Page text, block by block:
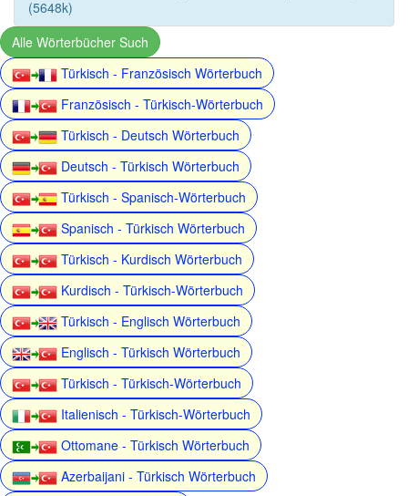
(5648k)
Alle Wörterbücher Such
Türkisch - Französisch Wörterbuch
Französisch - Türkisch-Wörterbuch
Türkisch - Deutsch Wörterbuch
Deutsch - Türkisch Wörterbuch
Türkisch - Spanisch-Wörterbuch
Spanisch - Türkisch Wörterbuch
Türkisch - Kurdisch Wörterbuch
Kurdisch - Türkisch-Wörterbuch
Türkisch - Englisch Wörterbuch
Englisch - Türkisch Wörterbuch
Türkisch - Türkisch-Wörterbuch
Italienisch - Türkisch-Wörterbuch
Ottomane - Türkisch Wörterbuch
Azerbaijani - Türkisch Wörterbuch